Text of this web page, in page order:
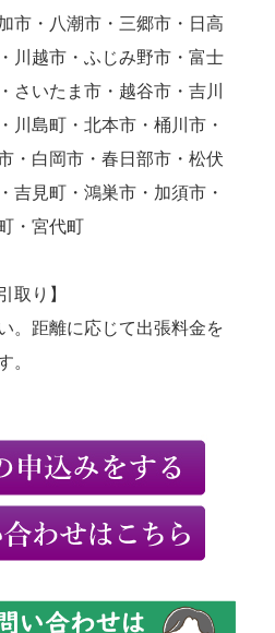
市・八潮市・三郷市・日高
川越市・ふじみ野市・富士
さいたま市・越谷市・吉川
川島町・北本市・桶川市・
・白岡市・春日部市・松伏
吉見町・鴻巣市・加須市・
・宮代町
取り】
。距離に応じて出張料金を
。